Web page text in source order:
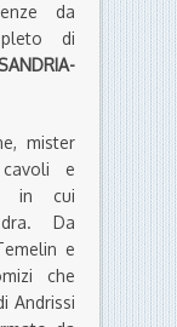
da
di
mister
e
in cui
Da
e
che
Andrissi